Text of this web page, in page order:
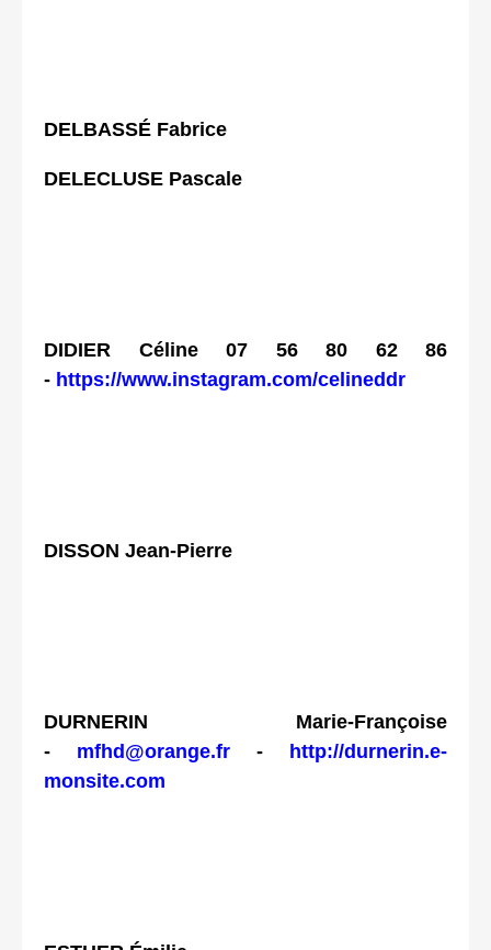
DELBASSÉ Fabrice
DELECLUSE Pascale
DIDIER Céline 07 56 80 62 86
- https://www.instagram.com/celineddr
DISSON Jean-Pierre
DURNERIN Marie-Françoise
- mfhd@orange.fr - http://durnerin.e-
monsite.com